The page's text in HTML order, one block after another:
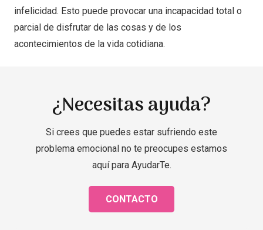
infelicidad. Esto puede provocar una incapacidad total o
parcial de disfrutar de las cosas y de los
acontecimientos de la vida cotidiana.
¿Necesitas ayuda?
Si crees que puedes estar sufriendo este
problema emocional no te preocupes estamos
aquí para AyudarTe.
CONTACTO